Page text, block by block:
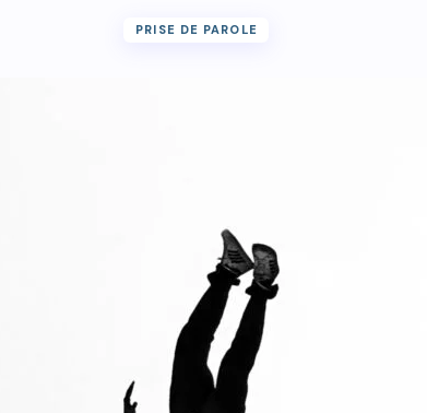
PRISE DE PAROLE
RECEVOIR MES 5 FICHES
Pas de spam. Désinscription en 1 clic.